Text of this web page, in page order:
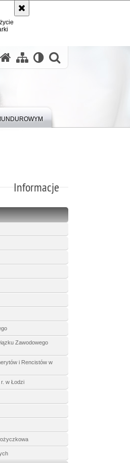
Informacje
Zawodowego
i Rencistów w
w Łodzi